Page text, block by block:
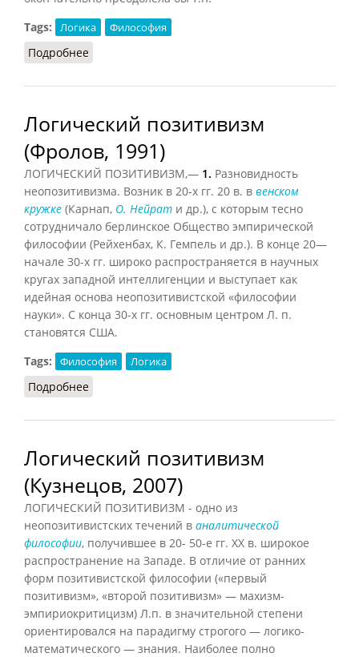
Tags:
Логика Философия
Подробнее
Логический позитивизм
(Фролов, 1991)
ЛОГИЧЕСКИЙ ПОЗИТИВИЗМ,— 1. Разновидность
неопозитивизма. Возник в 20-х гг. 20 в. в венском
кружке (Карнап, О. Нейрат и др.), с которым тесно
сотрудничало берлинское Общество эмпирической
философии (Рейхенбах, К. Гемпель и др.). В конце 20—
начале 30-х гг. широко распространяется в научных
кругах западной интеллигенции и выступает как
идейная основа неопозитивистской «философии
науки». С конца 30-х гг. основным центром Л. п.
становятся США.
Tags:
Философия Логика
Подробнее
Логический позитивизм
(Кузнецов, 2007)
ЛОГИЧЕСКИЙ ПОЗИТИВИЗМ - одно из
неопозитивистских течений в аналитической
философии, получившее в 20- 50-е гг. XX в. широкое
распространение на Западе. В отличие от ранних
форм позитивистской философии («первый
позитивизм», «второй позитивизм» — махизм-
эмпириокритицизм) Л.п. в значительной степени
ориентировался на парадигму строгого — логико-
математического — знания. Наиболее полно